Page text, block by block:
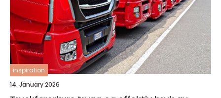
inspiration
14. January 2026